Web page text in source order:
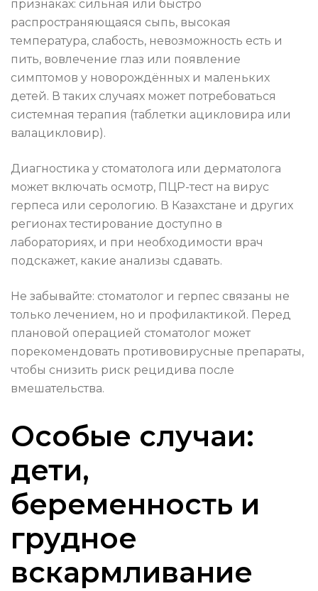
признаках: сильная или быстро
распространяющаяся сыпь, высокая
температура, слабость, невозможность есть и
пить, вовлечение глаз или появление
симптомов у новорождённых и маленьких
детей. В таких случаях может потребоваться
системная терапия (таблетки ацикловира или
валацикловир).
Диагностика у стоматолога или дерматолога
может включать осмотр, ПЦР-тест на вирус
герпеса или серологию. В Казахстане и других
регионах тестирование доступно в
лабораториях, и при необходимости врач
подскажет, какие анализы сдавать.
Не забывайте: стоматолог и герпес связаны не
только лечением, но и профилактикой. Перед
плановой операцией стоматолог может
порекомендовать противовирусные препараты,
чтобы снизить риск рецидива после
вмешательства.
Особые случаи:
дети,
беременность и
грудное
вскармливание